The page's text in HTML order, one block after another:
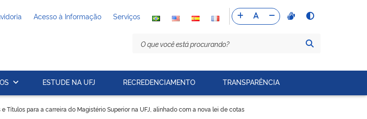
Acesso à Informação Serviços
ESTUDE NA UFJ RECREDENCIAMENTO TRANSPARÊNCIA
Títulos para a carreira do Magistério Superior na UFJ, alinhado com a nova lei de cotas